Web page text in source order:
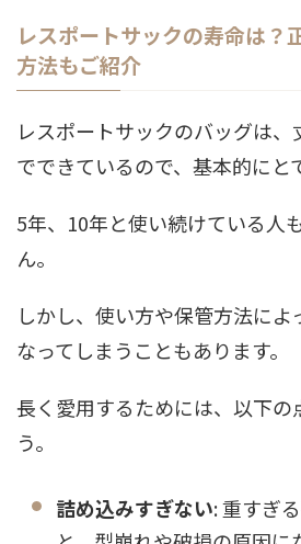
レスポートサックの寿命は？
方法もご紹介
レスポートサックのバッグは
でできているので、基本的にと
5年、10年と使い続けている人
ん。
しかし、使い方や保管方法によ
なってしまうこともあります。
長く愛用するためには、以下の
う。
詰め込みすぎない: 重すぎ